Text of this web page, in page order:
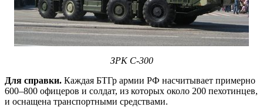
ЗРК С-300
Для справки. Каждая БТГр армии РФ насчитывает примерно
600–800 офицеров и солдат, из которых около 200 пехотинцев,
и оснащена транспортными средствами.